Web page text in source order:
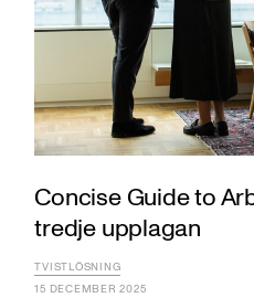
Concise Guide to
tredje upplagan
TVISTLÖSNING
15 DECEMBER 2025